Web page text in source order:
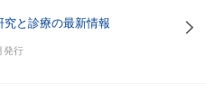
と診療の最新情報
発行